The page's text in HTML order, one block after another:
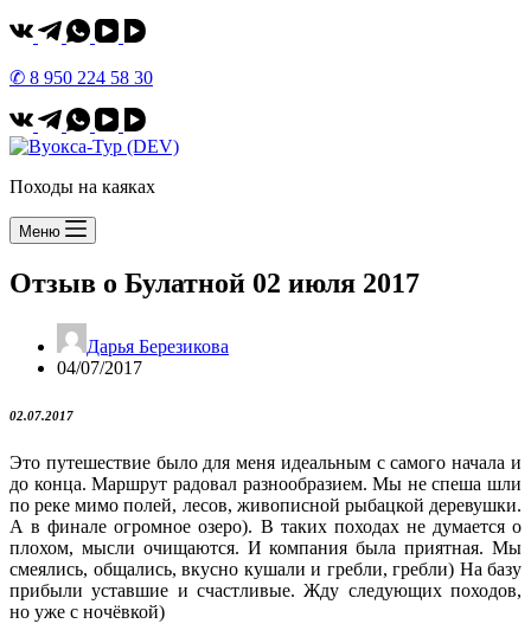
✆ 8 950 224 58 30
Походы на каяках
Меню
Отзыв о Булатной 02 июля 2017
Дарья Березикова
04/07/2017
02.07.2017
Это путешествие было для меня идеальным с самого начала и
до конца. Маршрут радовал разнообразием. Мы не спеша шли
по реке мимо полей, лесов, живописной рыбацкой деревушки.
А в финале огромное озеро). В таких походах не думается о
плохом, мысли очищаются. И компания была приятная. Мы
смеялись, общались, вкусно кушали и гребли, гребли) На базу
прибыли уставшие и счастливые. Жду следующих походов,
но уже с ночёвкой)